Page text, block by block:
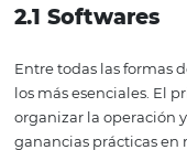
2. Invierta
Al invertir en